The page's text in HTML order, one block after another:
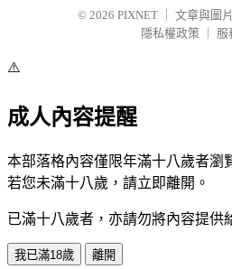
© 2026 PIXNET
文章與圖
隱私權政策
服
⚠️
成人內容提醒
本部落格內容僅限年滿十八歲者瀏
若您未滿十八歲，請立即離開。
已滿十八歲者，亦請勿將內容提供
我已滿18歲 離開